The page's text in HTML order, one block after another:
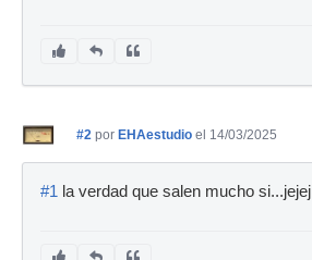
#2 por EHAestudio el 14/03/2025
#1 la verdad que salen mucho si...jejej